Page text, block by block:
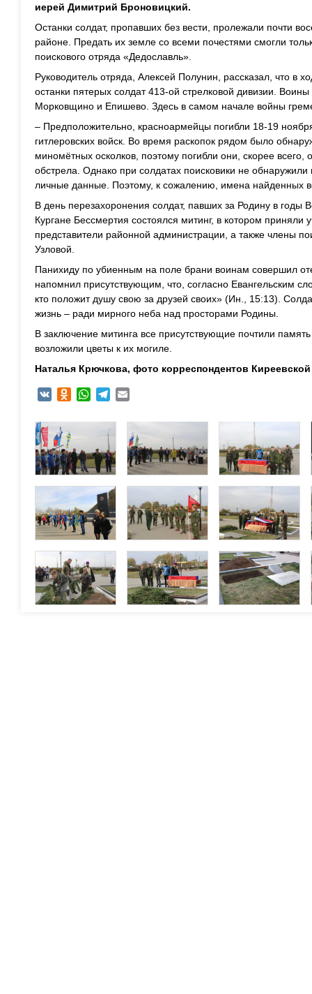
иерей Димитрий Броновицкий.
Останки солдат, пропавших без вести, пролежали почти
районе. Предать их земле со всеми почестями смогли
поискового отряда «Дедославль».
Руководитель отряда, Алексей Полунин, рассказал, что в
останки пятерых солдат 413-ой стрелковой дивизии.
Морковщино и Епишево. Здесь в самом начале войны
– Предположительно, красноармейцы погибли 18-19
гитлеровских войск. Во время раскопок рядом было
миномётных осколков, поэтому погибли они, скорее всего,
обстрела. Однако при солдатах поисковики не обнаружили
личные данные. Поэтому, к сожалению, имена найденных
В день перезахоронения солдат, павших за Родину в годы
Кургане Бессмертия состоялся митинг, в котором приняли
представители районной администрации, а также члены
Узловой.
Панихиду по убиенным на поле брани воинам совершил
напомнил присутствующим, что, согласно Евангельским
кто положит душу свою за друзей своих» (Ин., 15:13).
жизнь – ради мирного неба над просторами Родины.
В заключение митинга все присутствующие почтили
возложили цветы к их могиле.
Наталья Крючкова, фото корреспондентов
VK Odnoklassniki
WhatsAppTelegram